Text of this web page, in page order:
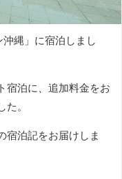
縄」に宿泊しまし
宿泊に、追加料金をお
。
宿泊記をお届けしま